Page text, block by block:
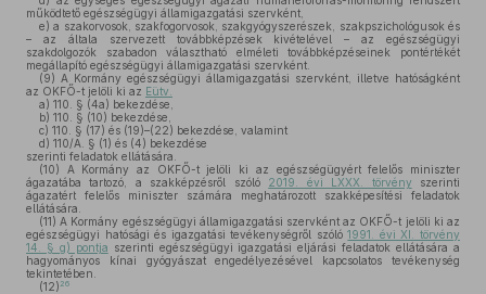
működtető egészségügyi államigazgatási szervként,
e) a szakorvosok, szakfogorvosok, szakgyógyszerészek, szakpszichológusok és
– az általa szervezett továbbképzések kivételével – az egészségügyi
szakdolgozók szabadon választható elméleti továbbképzéseinek pontértékét
megállapító egészségügyi államigazgatási szervként.
(9) A Kormány egészségügyi államigazgatási szervként, illetve hatóságként
az OKFŐ-t jelöli ki az Eütv.
a) 110. § (4a) bekezdése,
b) 110. § (10) bekezdése,
c) 110. § (17) és (19)–(22) bekezdése, valamint
d) 110/A. § (1) és (4) bekezdése
szerinti feladatok ellátására.
(10) A Kormány az OKFŐ-t jelöli ki az egészségügyért felelős miniszter
ágazatába tartozó, a szakképzésről szóló 2019. évi LXXX. törvény szerinti
ágazatért felelős miniszter számára meghatározott szakképesítési feladatok
ellátására.
(11) A Kormány egészségügyi államigazgatási szervként az OKFŐ-t jelöli ki az
egészségügyi hatósági és igazgatási tevékenységről szóló1991. évi XI. törvény
14. § g) pontja szerinti egészségügyi igazgatási eljárási feladatok ellátására a
hagyományos kínai gyógyászat engedélyezésével kapcsolatos tevékenység
tekintetében.
(12) 26